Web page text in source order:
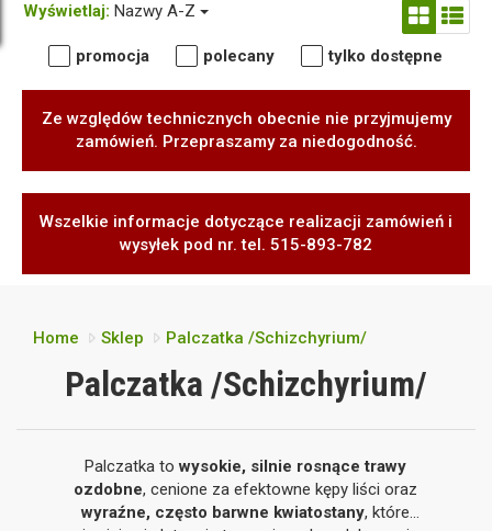
Wyświetlaj: Nazwy A-Z
promocja polecany tylko dostępne
Ze względów technicznych obecnie nie przyjmujemy
zamówień. Przepraszamy za niedogodność.
Wszelkie informacje dotyczące realizacji zamówień i
wysyłek pod nr. tel. 515-893-782
Home Sklep Palczatka /Schizchyrium/
Palczatka /Schizchyrium/
Palczatka towysokie, silnie rosnące trawy
ozdobne, cenione za efektowne kępy liści oraz
wyraźne, często barwne kwiatostany, które